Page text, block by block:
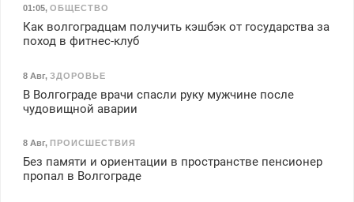
01:05, ОБЩЕСТВО
Как волгоградцам получить кэшбэк от государства за
поход в фитнес-клуб
8 Авг, ЗДОРОВЬЕ
В Волгограде врачи спасли руку мужчине после
чудовищной аварии
8 Авг, ПРОИСШЕСТВИЯ
Без памяти и ориентации в пространстве пенсионер
пропал в Волгограде